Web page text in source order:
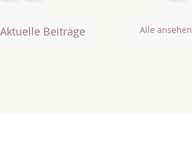
Aktuelle Beiträge Alle ansehen